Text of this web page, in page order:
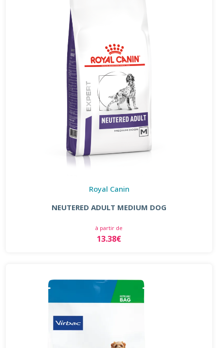
Royal Canin
NEUTERED ADULT MEDIUM DOG
à partir de
13.38€